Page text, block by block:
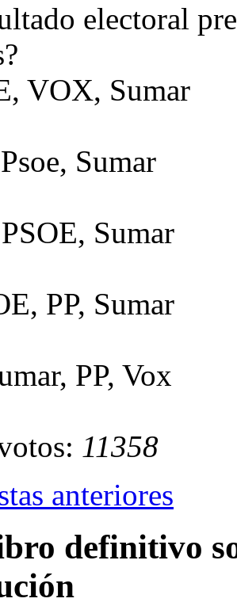
electoral
VOX, Sumar
Sumar
Sumar
PP, Sumar
PP, Vox
11358
anteriores
definitivo